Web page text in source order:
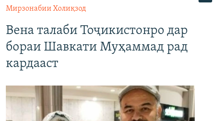
Мирзонабии Холиқзод
Вена талаби Тоҷикистонро дар
бораи Шавкати Муҳаммад рад
кардааст